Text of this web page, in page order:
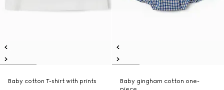
Baby cotton T-shirt with prints
Baby gingham cotton one-